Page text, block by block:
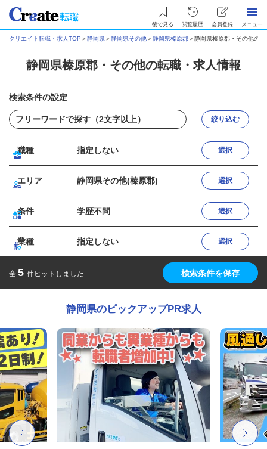
後で見る 閲覧履歴 会員登録 メニュー
クリエイト転職・求人TOP ＞静岡県＞静岡県その他＞静岡県榛原郡＞静岡県榛原郡・その他の
静岡県榛原郡・その他の転職・求人情報
検索条件の設定
絞り込む
職種 指定しない 選択
エリア 静岡県その他(榛原郡) 選択
条件 学歴不問 選択
業種 指定しない 選択
全 5 件ヒットしました 検索条件を保存
静岡県のピックアップPR求人